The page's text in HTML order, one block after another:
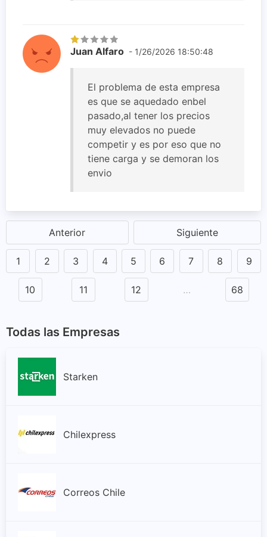
Juan Alfaro - 1/26/2026 18:50:48
El problema de esta empresa
es que se aquedado enbel
pasado,al tener los precios
muy elevados no puede
competir y es por eso que no
tiene carga y se demoran los
envio
Anterior Siguiente
1 2 3 4 5 6 7 8 9
10 11 12 … 68
Todas las Empresas
Starken
Chilexpress
Correos Chile